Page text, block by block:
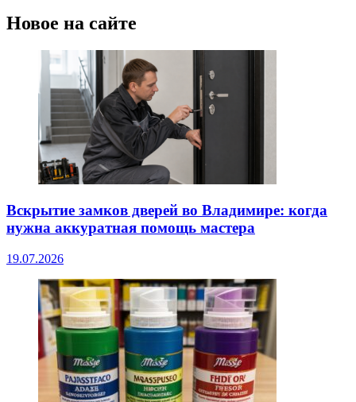
Новое на сайте
Вскрытие замков дверей во Владимире: когда
нужна аккуратная помощь мастера
19.07.2026